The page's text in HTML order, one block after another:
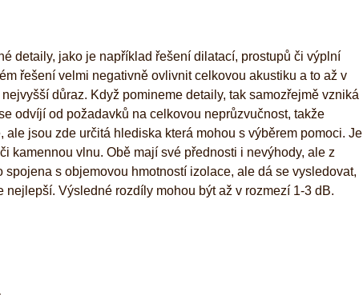
detaily, jako je například řešení dilatací, prostupů či výplní
řešení velmi negativně ovlivnit celkovou akustiku a to až v
důraz. Když pomineme detaily, tak samozřejmě vzniká
odvíjí od požadavků na celkovou neprůzvučnost, takže
jsou zde určitá hlediska která mohou s výběrem pomoci. Je
kamennou vlnu. Obě mají své přednosti i nevýhody, ale z
s objemovou hmotností izolace, ale dá se vysledovat,
Výsledné rozdíly mohou být až v rozmezí 1-3 dB.